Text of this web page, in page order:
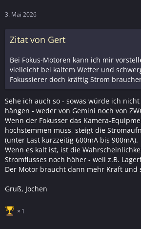
3. Mai 2026
Zitat von Gert
Bei Fokus-Motoren kann ich mir
vielleicht bei kaltem Wetter und
Fokussierer doch kräftig Strom
Sehe ich auch so - sowas würde ich
hängen - weder von Gemini noch von
Wenn der Fokusser das Kamera-
hochstemmen muss, steigt die
(unter Last kurzzeitig 600mA bis 900mA).
Wenn es kalt ist, ist die
Stromflusses noch höher - weil z.B.
Der Motor braucht dann mehr Kraft und
Gruß, Jochen
1